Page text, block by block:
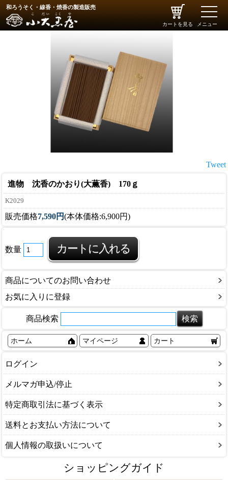
和ろうそく・線香・焼香の製造販売
カートを見る
toggle
メニュー
Tweet
進物 沈香のかおり(大薫香) 170ｇ
K2029
販売価格7,590円(本体価格:6,900円)
数量
商品についてのお問い合わせ
お気に入りに登録
商品検索
ホーム マイページ カート
ログイン
メルマガ申込/停止
特定商取引法に基づく表示
送料とお支払い方法について
個人情報の取扱いについて
ショッピングガイド